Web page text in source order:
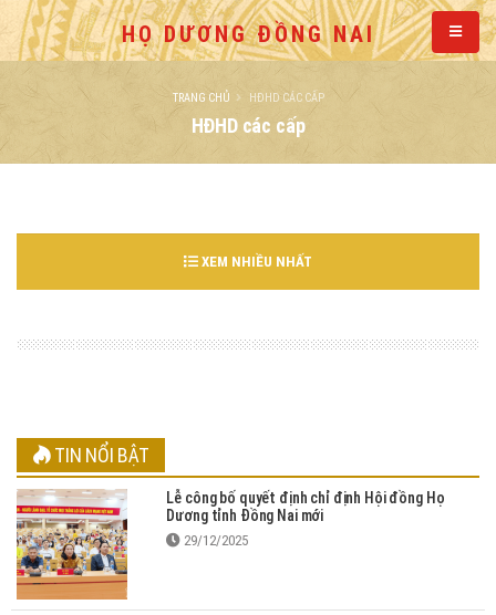
HỌ DƯƠNG ĐỒNG NAI
HĐHD các cấp
TRANG CHỦ HĐHD CÁC CẤP
XEM NHIỀU NHẤT
TIN NỔI BẬT
Lễ công bố quyết định chỉ định Hội đồng Họ
Dương tỉnh Đồng Nai mới
29/12/2025